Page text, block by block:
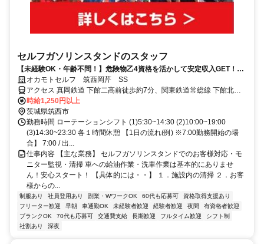
セルフガソリンスタンドのスタッフ
【未経験OK・年齢不問！】危険物乙4資格を活かして安定収入GET！シ
フト融通◎家族も使える給油社割あり！
オカモトセルフ 筑西岡芹 SS
アクセス 真岡鉄道 下館二高前徒歩約7分、関東鉄道常総線 下館北口
徒歩約26分、ＪＲ水戸線 下館北口徒歩約26分
時給1,250円以上
茨城県筑西市
勤務時間 ローテーションシフト (1)5:30~14:30 (2)10:00~19:00
(3)14:30~23:30 各１時間休憩 【1日の流れ(例) ※7:00勤務開始の場
合】 7:00 / 出...
仕事内容 【主な業務】 セルフガソリンスタンドでのお客様対応・モ
ニター監視・清掃 車への給油作業・洗車作業は基本的にありませ
ん！安心スタート！ 【具体的には・・】 １．施設内の清掃 ２．お客
様からの...
制服あり 社員登用あり 副業・WワークOK 60代も応募可
資格取得支援あり
フリーター歓迎
早朝 車通勤OK 未経験者歓迎 経験者歓迎 夜間
有資格者歓迎
ブランクOK
70代も応募可 交通費支給 長期歓迎 フルタイム歓迎
シフト制
社割あり
深夜